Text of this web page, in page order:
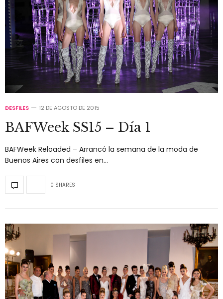
DESFILES 12 DE AGOSTO DE 2015
BAFWeek SS15 – Día 1
BAFWeek Reloaded – Arrancó la semana de la moda de
Buenos Aires con desfiles en…
0 SHARES